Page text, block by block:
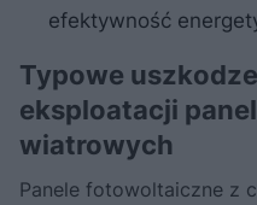
efektywność
Typowe
eksploatacji
wiatrowych
Panele fotowoltaiczne z